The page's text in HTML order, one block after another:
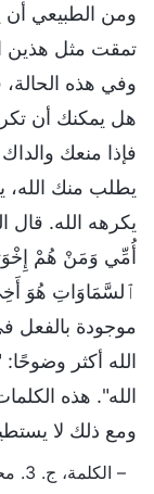
ومن الطبيعي أن
تمقت مثل هذين
وفي هذه الحالة،
هل يمكنك أن
فإذا منعك
يطلب منك الله،
يكرهه الله.
أُمِّي وَمَنْ هُمْ
ٱلسَّمَاوَاتِ هُوَ
موجودة بالفعل
الله أكثر وضوحًا:
الله". هذه
ومع ذلك لا
–